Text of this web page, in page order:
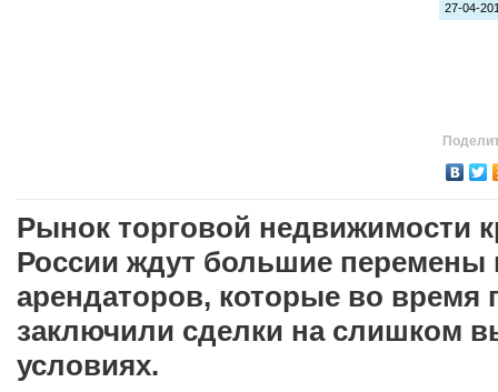
27-04-
Рынок торговой недвижимости
России ждут большие перемены
арендаторов, которые во время
заключили сделки на слишком
условиях.